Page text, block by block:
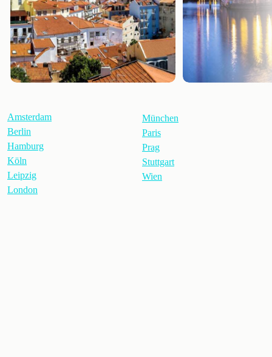
Amsterdam
Berlin
Hamburg
Köln
Leipzig
London
München
Paris
Prag
Stuttgart
Wien